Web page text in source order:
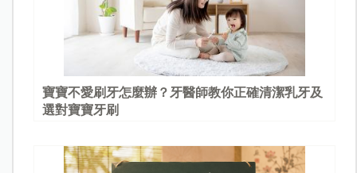
寶寶不愛刷牙怎麼辦？牙醫師教你正確清潔乳牙及
選對寶寶牙刷